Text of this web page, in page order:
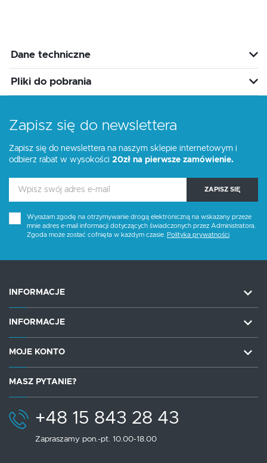
Dane techniczne
Pliki do pobrania
Zapisz się do newslettera
Zapisz się do newslettera na naszym sklepie internetowym i
odbierz rabat w wysokości 20zł na pierwsze zamówienie.
ZAPISZ SIĘ
Wyrażam zgodę na otrzymywanie drogą elektroniczną na wskazany przeze
mnie adres e-mail informacji dotyczących świadczonych przez Administratora.
Zgoda może zostać cofnięta w każdym czasie. Polityka prywatności
INFORMACJE
INFORMACJE
MOJE KONTO
MASZ PYTANIE?
+48 15 843 28 43
Zapraszamy pon.-pt. 10.00-18.00